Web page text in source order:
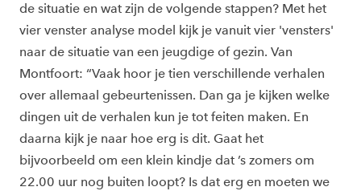
de situatie en wat zijn de volgende stappen? Met het
vier venster analyse model kijk je vanuit vier 'vensters'
naar de situatie van een jeugdige of gezin. Van
Montfoort: “Vaak hoor je tien verschillende verhalen
over allemaal gebeurtenissen. Dan ga je kijken welke
dingen uit de verhalen kun je tot feiten maken. En
daarna kijk je naar hoe erg is dit. Gaat het
bijvoorbeeld om een klein kindje dat ’s zomers om
22.00 uur nog buiten loopt? Is dat erg en moeten we